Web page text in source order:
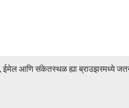
ईमेल आणि संकेतस्थळ ह्या ब्राउझरमध्ये